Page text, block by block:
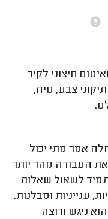
3 קירות ואיטום חיצוני לקיר
צבע, טיח,
אמר מתי יכול
העבודה מהר יותר
לשאול שאלות
ענייניות וסבלנות.
ניגש ורוצה